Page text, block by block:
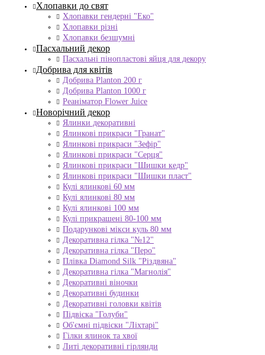
Хлопавки до свят
Хлопавки гендерні "Еко"
Хлопавки різні
Хлопавки безшумні
Пасхальний декор
Пасхальні пінопластові яйця для декору
Добрива для квітів
Добрива Planton 200 г
Добрива Planton 1000 г
Реаніматор Flower Juice
Новорічний декор
Ялинки декоративні
Ялинкові прикраси "Гранат"
Ялинкові прикраси "Зефір"
Ялинкові прикраси "Серця"
Ялинкові прикраси "Шишки кедр"
Ялинкові прикраси "Шишки пласт"
Кулі ялинкові 60 мм
Кулі ялинкові 80 мм
Кулі ялинкові 100 мм
Кулі прикрашені 80-100 мм
Подарункові мікси куль 80 мм
Декоративна гілка "№12"
Декоративна гілка "Перо"
Плівка Diamond Silk "Різдвяна"
Декоративна гілка "Магнолія"
Декоративні віночки
Декоративні будинки
Декоративні головки квітів
Підвіска "Голуби"
Об'ємні підвіски "Ліхтарі"
Гілки ялинок та хвої
Литі декоративні гірлянди